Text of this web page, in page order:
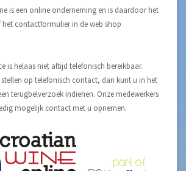
is een online onderneming en is daardoor het
het contactformulier in de web shop
is helaas niet altijd telefonisch bereikbaar.
op telefonisch contact, dan kunt u in het
terugbelverzoek indienen. Onze medewerkers
mogelijk contact met u opnemen.